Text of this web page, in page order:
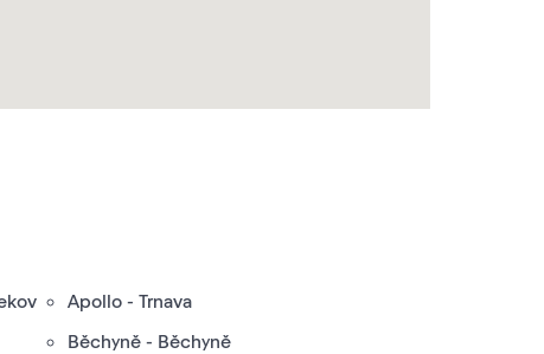
Apollo - Trnava
Běchyně - Běchyně